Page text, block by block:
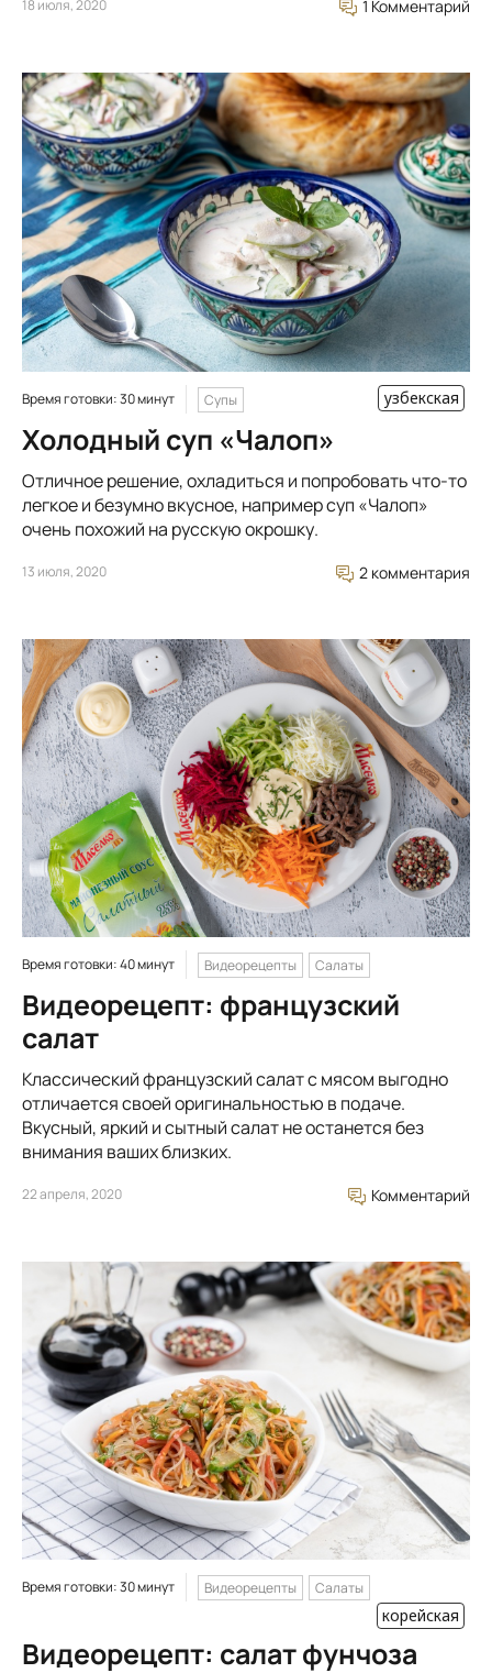
18 июля, 2020 1 Комментарий
Время готовки: 30 минут Супы узбекская
Холодный суп «Чалоп»
Отличное решение, охладиться и попробовать что-то
легкое и безумно вкусное, например суп «Чалоп»
очень похожий на русскую окрошку.
13 июля, 2020 2 комментария
Время готовки: 40 минут Видеорецепты Салаты
Видеорецепт: французский
салат
Классический французский салат с мясом выгодно
отличается своей оригинальностью в подаче.
Вкусный, яркий и сытный салат не останется без
внимания ваших близких.
22 апреля, 2020 Комментарий
Время готовки: 30 минут Видеорецепты Салаты
корейская
Видеорецепт: салат фунчоза